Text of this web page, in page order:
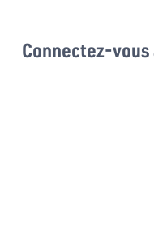
Connectez-vous